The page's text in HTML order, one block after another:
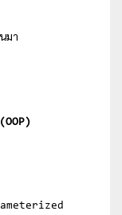
มา